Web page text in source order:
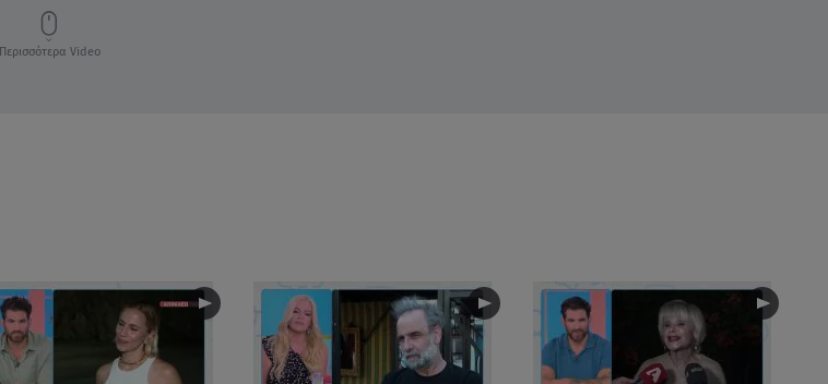
Περισσότερα Video